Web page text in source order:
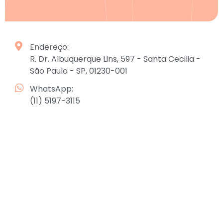
Endereço:
R. Dr. Albuquerque Lins, 597 - Santa Cecilia -
São Paulo - SP, 01230-001
WhatsApp:
(11) 5197-3115